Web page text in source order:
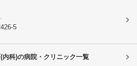
5
内科)の病院・クリニック一覧